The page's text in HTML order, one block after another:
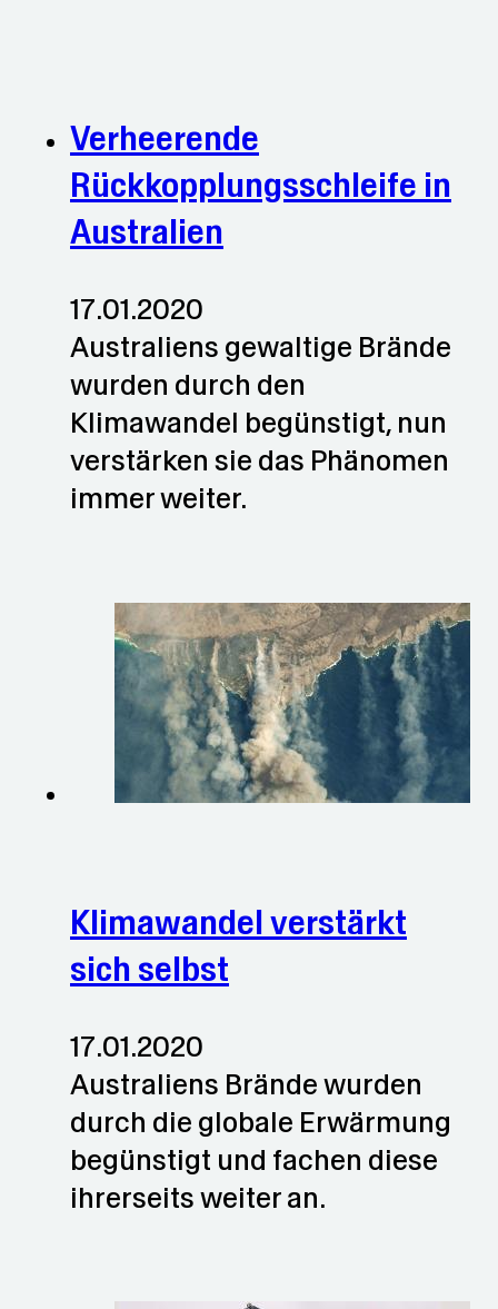
Verheerende
Rückkopplungsschleife in
Australien
17.01.2020
Australiens gewaltige Brände
wurden durch den
Klimawandel begünstigt, nun
verstärken sie das Phänomen
immer weiter.
Klimawandel verstärkt
sich selbst
17.01.2020
Australiens Brände wurden
durch die globale Erwärmung
begünstigt und fachen diese
ihrerseits weiter an.